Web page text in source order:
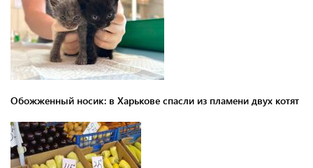
Обожженный носик: в Харькове спасли из пламени двух котят